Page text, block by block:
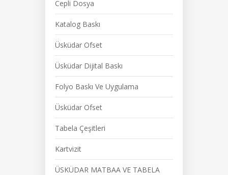
Cepli Dosya
Katalog Baskı
Üsküdar Ofset
Üsküdar Dijital Baskı
Folyo Baskı Ve Uygulama
Üsküdar Ofset
Tabela Çeşitleri
Kartvizit
ÜSKÜDAR MATBAA VE TABELA